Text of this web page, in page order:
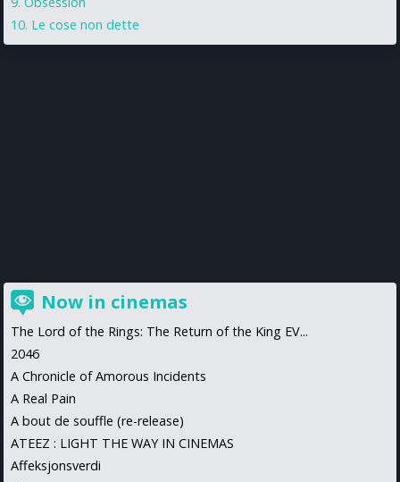
Le cose non dette
Now in cinemas
The Lord of the Rings: The Return of the King EV...
2046
A Chronicle of Amorous Incidents
A Real Pain
A bout de souffle (re-release)
ATEEZ : LIGHT THE WAY IN CINEMAS
Affeksjonsverdi